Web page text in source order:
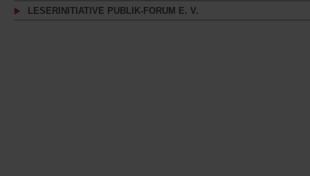
LESERINITIATIVE PUBLIK-FORUM E. V.